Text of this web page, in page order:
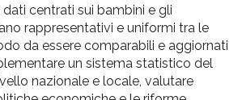
centrati sui bambini e gli
rappresentativi e uniformi tra le
da essere comparabili e aggiornati
un sistema statistico del
nazionale e locale, valutare